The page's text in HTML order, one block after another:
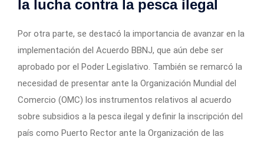
la lucha contra la pesca ilegal
Por otra parte, se destacó la importancia de avanzar en la
implementación del Acuerdo BBNJ, que aún debe ser
aprobado por el Poder Legislativo. También se remarcó la
necesidad de presentar ante la Organización Mundial del
Comercio (OMC) los instrumentos relativos al acuerdo
sobre subsidios a la pesca ilegal y definir la inscripción del
país como Puerto Rector ante la Organización de las